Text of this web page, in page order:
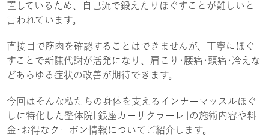
置しているため、自己流で鍛えたりほぐすことが難しいと
言われています。
直接目で筋肉を確認することはできませんが、丁寧にほぐ
すことで新陳代謝が活発になり、肩こり･腰痛･頭痛･冷えな
どあらゆる症状の改善が期待できます。
今回はそんな私たちの身体を支えるインナーマッスルほぐ
しに特化した整体院｢銀座カーサクラーレ｣の施術内容や料
金･お得なクーポン情報についてご紹介します。